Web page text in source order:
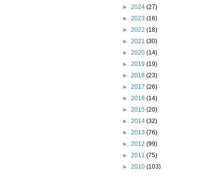
► 2024 (27)
► 2023 (16)
► 2022 (18)
► 2021 (30)
► 2020 (14)
► 2019 (19)
► 2018 (23)
► 2017 (26)
► 2016 (14)
► 2015 (20)
► 2014 (32)
► 2013 (76)
► 2012 (99)
► 2011 (75)
► 2010 (103)